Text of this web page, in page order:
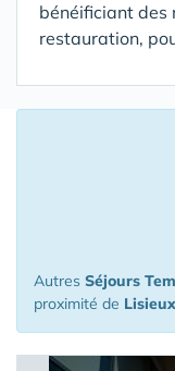
bénéificiant des
restauration,
Autres Séjours
proximité de Lisieux